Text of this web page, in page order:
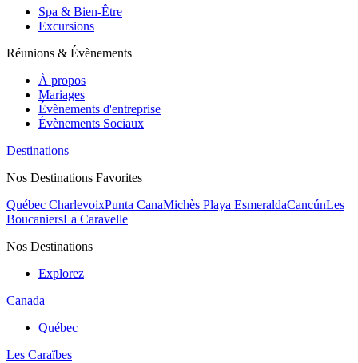
Spa & Bien-Être
Excursions
Réunions & Évènements
À propos
Mariages
Évènements d'entreprise
Évènements Sociaux
Destinations
Nos Destinations Favorites
Québec CharlevoixPunta CanaMichès Playa EsmeraldaCancúnLes
BoucaniersLa Caravelle
Nos Destinations
Explorez
Canada
Québec
Les Caraïbes